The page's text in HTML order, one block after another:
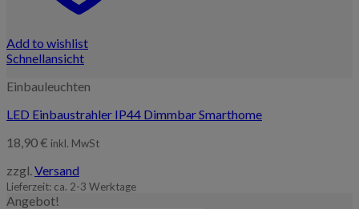
Add to wishlist
Schnellansicht
Einbauleuchten
LED Einbaustrahler IP44 Dimmbar Smarthome
18,90€ inkl. MwSt
zzgl. Versand
Lieferzeit: ca. 2-3 Werktage
Angebot!